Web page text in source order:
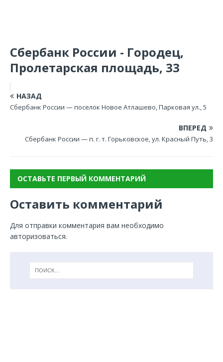
Сбербанк России - Городец,
Пролетарская площадь, 33
НАЗАД
Сбербанк России — поселок Новое Атлашево, Парковая ул., 5
ВПЕРЕД
Сбербанк России — п. г. т. Горьковское, ул. Красный Путь, 3
ОСТАВЬТЕ ПЕРВЫЙ КОММЕНТАРИЙ
Оставить комментарий
Для отправки комментария вам необходимо
авторизоваться.